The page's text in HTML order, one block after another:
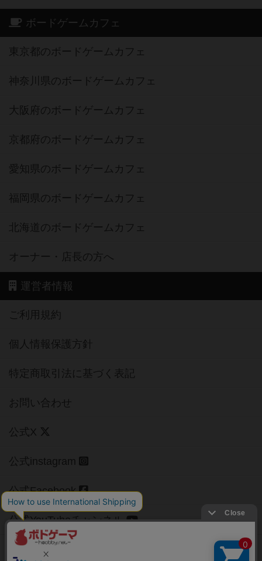
ボードゲームカフェ
東京都のボードゲームカフェ
神奈川県のボードゲームカフェ
大阪府のボードゲームカフェ
京都府のボードゲームカフェ
愛知県のボードゲームカフェ
福岡県のボードゲームカフェ
北海道のボードゲームカフェ
オーナー・店長の方へ
運営者情報
ご利用規約
個人情報保護方針
特定商取引法に基づく表記
お問い合わせ
公式X
公式instagram
公式Facebook
公式YouTubeチャンネル